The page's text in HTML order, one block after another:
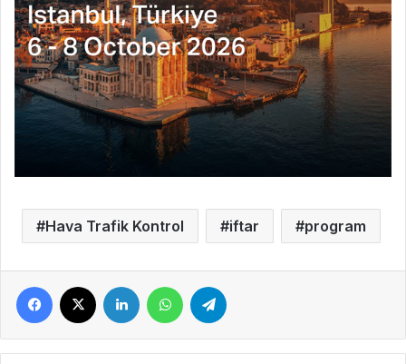
Hava Trafik Kontrol iftar program
Facebook LinkedIn WhatsApp